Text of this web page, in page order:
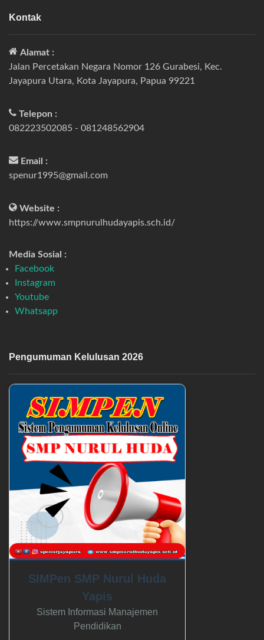
Kontak
Alamat :
Jalan Percetakan Negara Nomor 126 Gurabesi, Kec.
Jayapura Utara, Kota Jayapura, Papua 99221
Telepon :
082223502085 - 081248562904
Email :
spenur1995@gmail.com
Website :
https://www.smpnurulhudayapis.sch.id/
Media Sosial :
Facebook
Instagram
Youtube
Whatsapp
Pengumuman Kelulusan 2026
SIMPen SMP Nurul Huda
Yapis
Sistem Informasi Manajemen
Pendidikan